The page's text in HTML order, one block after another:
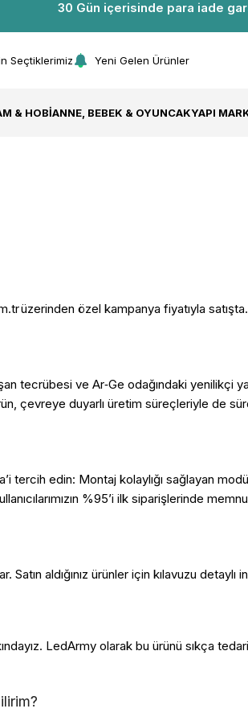
30 Gün içerisinde para iade
Seçtiklerimiz Yeni Gelen Ürünler
& HOBIANNE, BEBEK & OYUNCAKYAPI
üzerinden özel kampanya fiyatıyla
tecrübesi ve Ar‑Ge odağındaki
çevreye duyarlı üretim süreçleriyle de
edin: Montaj kolaylığı sağlayan
%95’i ilk siparişlerinde
aldığınız ürünler için kılavuzu
LedArmy olarak bu ürünü sıkça